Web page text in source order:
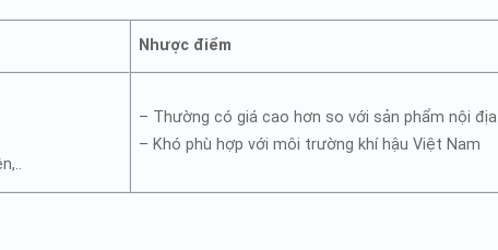
Nhược điểm
– Thường có giá cao hơn so với sản phẩm nội địa
– Khó phù hợp với môi trường khí hậu Việt Nam